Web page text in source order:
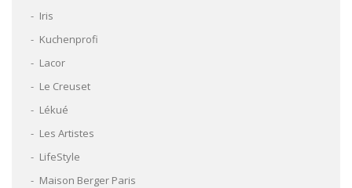
Iris
Kuchenprofi
Lacor
Le Creuset
Lékué
Les Artistes
LifeStyle
Maison Berger Paris